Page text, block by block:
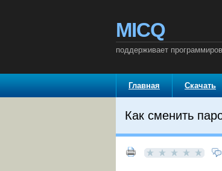
MICQ
поддерживает
Главная Скачать
Как сменить